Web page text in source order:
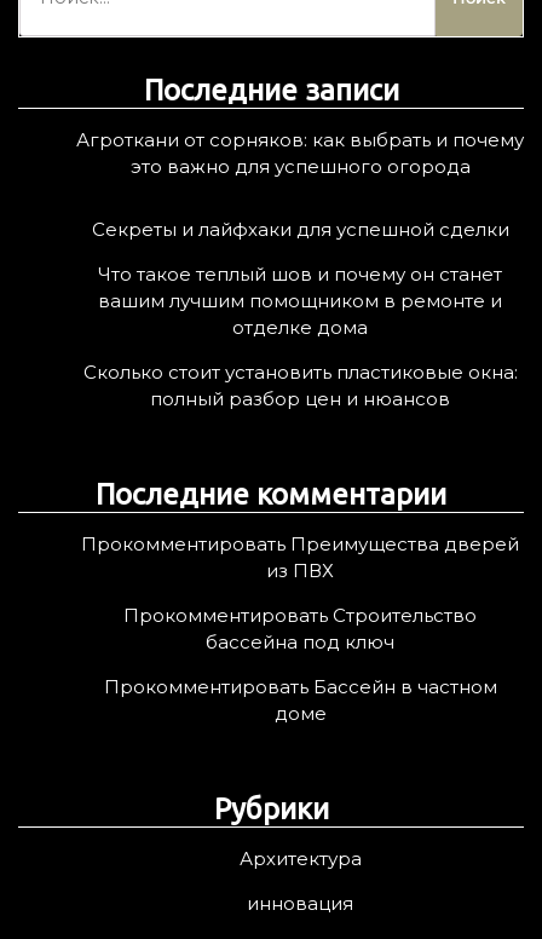
й
Последние записи
Агроткани от сорняков: как выбрать и почему
это важно для успешного огорода
Секреты и лайфхаки для успешной сделки
Что такое теплый шов и почему он станет
вашим лучшим помощником в ремонте и
отделке дома
Сколько стоит установить пластиковые окна:
полный разбор цен и нюансов
Последние комментарии
Прокомментировать Преимущества дверей
из ПВХ
Прокомментировать Строительство
бассейна под ключ
Прокомментировать Бассейн в частном
доме
Рубрики
Архитектура
инновация